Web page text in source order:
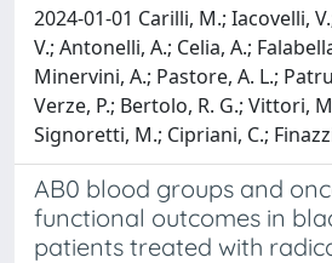
2024-01-01 Carilli, M.; Iacovelli,
V.; Antonelli, A.; Celia, A.;
Minervini, A.; Pastore, A. L.;
Verze, P.; Bertolo, R. G.; Vittori,
Signoretti, M.; Cipriani, C.;
AB0 blood groups and
functional outcomes in
patients treated with